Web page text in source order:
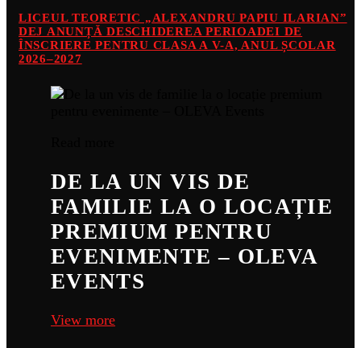
LICEUL TEORETIC „ALEXANDRU PAPIU ILARIAN”
DEJ ANUNȚĂ DESCHIDEREA PERIOADEI DE
ÎNSCRIERE PENTRU CLASA A V-A, ANUL ȘCOLAR
2026–2027
DE LA UN VIS DE
FAMILIE LA O LOCAȚIE
PREMIUM PENTRU
EVENIMENTE – OLEVA
EVENTS
View more